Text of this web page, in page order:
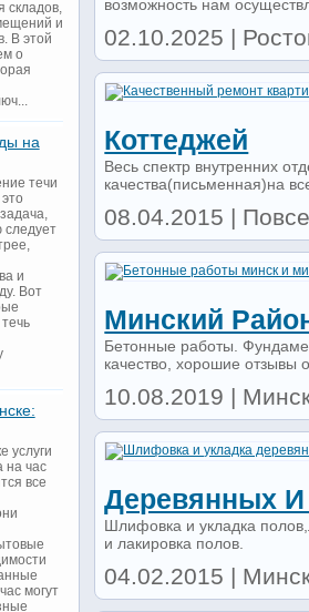
возможность нам
02.10.2025 |
Коттеджей
Весь спектр внутренних
качества(письменная)на
08.04.2015 |
Минский
Бетонные работы.
качество, хорошие отзывы
10.08.2019 |
Деревянных
Шлифовка и укладка
и лакировка полов.
04.02.2015 |
складов,
и
В этой
о
на
течи
следует
и
Вот
услуги
на час
все
могут